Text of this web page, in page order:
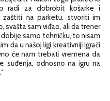
radi za dobrobit košarke i
na parketu, stvoriti im
svašta sam viđao, ali da trener
samo tehničku, to nisam
da u našoj ligi kreativniji igrači
će nam trebati vremena da
suđenja, odnosno na igru na